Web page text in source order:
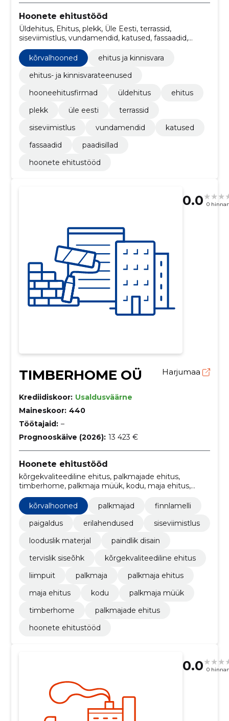
Hoonete ehitustööd
Üldehitus, Ehitus, plekk, Üle Eesti, terrassid,
siseviimistlus, vundamendid, katused, fassaadid,
Kõrvalhooned
kõrvalhooned
ehitus ja kinnisvara
ehitus- ja kinnisvarateenused
hooneehitusfirmad
üldehitus
ehitus
plekk
üle eesti
terrassid
siseviimistlus
vundamendid
katused
fassaadid
paadisillad
hoonete ehitustööd
0.0 0
TIMBERHOME OÜ Harjumaa
Krediidiskoor: Usaldusväärne
Maineskoor: 440
Töötajaid: –
Prognooskäive (2026): 13 423 €
Hoonete ehitustööd
kõrgekvaliteediline ehitus, palkmajade ehitus,
timberhome, palkmaja müük, kodu, maja ehitus,
palkmaja ehitus, palkmaja, liimpuit, palkmajad
kõrvalhooned
palkmajad
finnlamelli
paigaldus
erilahendused
siseviimistlus
looduslik materjal
paindlik disain
tervislik siseõhk
kõrgekvaliteediline ehitus
liimpuit
palkmaja
palkmaja ehitus
maja ehitus
kodu
palkmaja müük
timberhome
palkmajade ehitus
hoonete ehitustööd
0.0 0